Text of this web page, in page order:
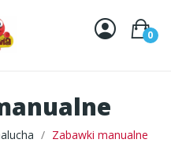
0
Zabawki manualne